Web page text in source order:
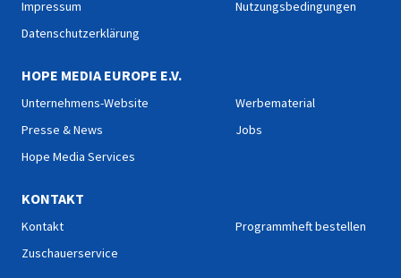
Impressum
Datenschutzerklärung
Nutzungsbedingungen
HOPE MEDIA EUROPE E.V.
Unternehmens-Website
Presse & News
Hope Media Services
Werbematerial
Jobs
KONTAKT
Kontakt
Zuschauerservice
Programmheft bestellen